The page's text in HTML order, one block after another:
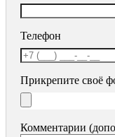
Телефон
Прикрепите своё
Комментарии